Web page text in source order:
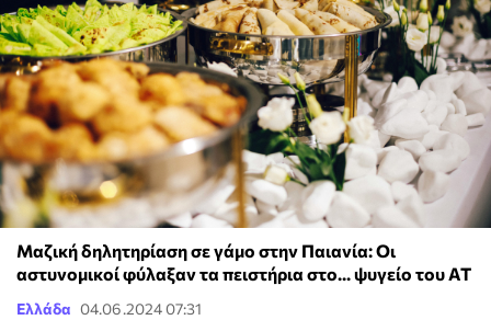
Μαζική δηλητηρίαση σε γάμο στην Παιανία: Οι
αστυνομικοί φύλαξαν τα πειστήρια στο... ψυγείο του ΑΤ
Ελλάδα 04.06.2024 07:31